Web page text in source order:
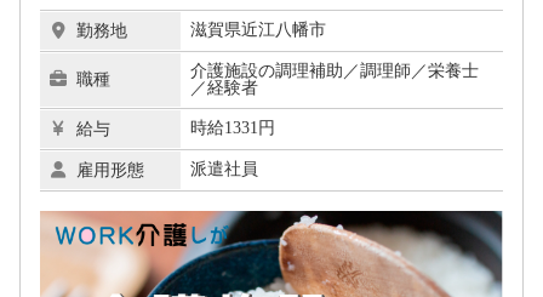
勤務地 滋賀県近江八幡市
職種
介護施設の調理補助／調理師／栄養士
／経験者
給与 時給1331円
雇用形態 派遣社員